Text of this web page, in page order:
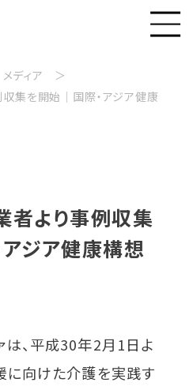
メディア
集を開始│国際・アジア健康
者より事例収集
ジア健康構想
、平成30年2月1日よ
に向けた介護を実践す